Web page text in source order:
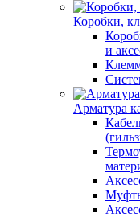
Коробки,
и
Арматура